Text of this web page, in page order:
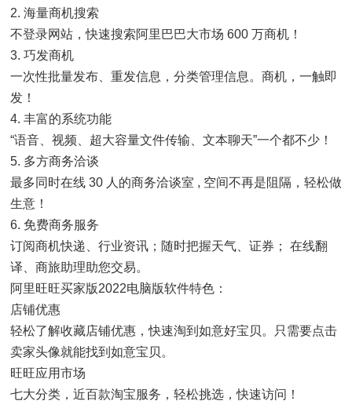
2. 海量商机搜索
不登录网站，快速搜索阿里巴巴大市场 600 万商机！
3. 巧发商机
一次性批量发布、重发信息，分类管理信息。商机，一触即
发！
4. 丰富的系统功能
“语音、视频、超大容量文件传输、文本聊天”一个都不少！
5. 多方商务洽谈
最多同时在线 30 人的商务洽谈室 , 空间不再是阻隔，轻松做
生意！
6. 免费商务服务
订阅商机快递、行业资讯；随时把握天气、证券； 在线翻
译、商旅助理助您交易。
阿里旺旺买家版2022电脑版软件特色：
店铺优惠
轻松了解收藏店铺优惠，快速淘到如意好宝贝。只需要点击
卖家头像就能找到如意宝贝。
旺旺应用市场
七大分类，近百款淘宝服务，轻松挑选，快速访问！